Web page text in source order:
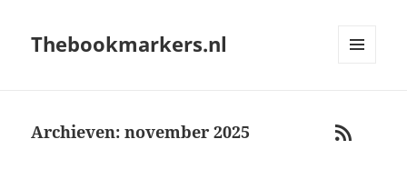
Thebookmarkers.nl
RSS
Archieven: november 2025